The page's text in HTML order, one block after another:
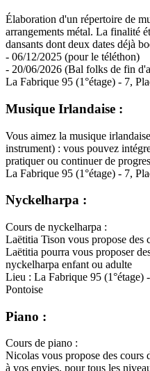
Élaboration d'un répertoire de
arrangements métal. La finalité
dansants dont deux dates déjà
- 06/12/2025 (pour le téléthon)
- 20/06/2026 (Bal folks de fin
La Fabrique 95 (1°étage) - 7,
Musique Irlandaise :
Vous aimez la musique
instrument) : vous pouvez
pratiquer ou continuer de
La Fabrique 95 (1°étage) - 7,
Nyckelharpa :
Cours de nyckelharpa :
Laëtitia Tison vous propose des
Laëtitia pourra vous proposer
nyckelharpa enfant ou adulte
Lieu : La Fabrique 95 (1°étage)
Pontoise
Piano :
Cours de piano :
Nicolas vous propose des cours
à vos envies, pour tous les